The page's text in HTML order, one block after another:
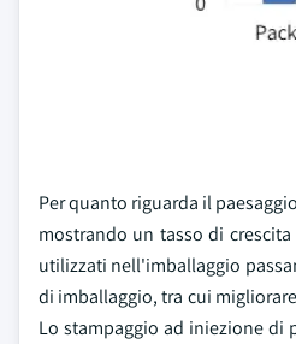
Per quanto riguarda il
mostrando un tasso di
utilizzati nell'imballaggio
di imballaggio, tra cui
Lo stampaggio ad iniezione di